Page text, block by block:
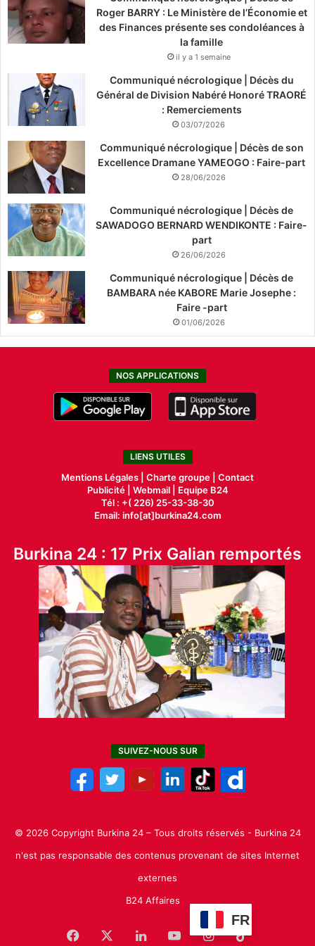
Roger BARRY : Le Ministère de l’Économie et
des Finances présente ses condoléances à
la famille
il y a 1 semaine
Communiqué nécrologique | Décès du
Général de Division Nabéré Honoré TRAORÉ
: Remerciements
03/07/2026
Communiqué nécrologique | Décès de son
Excellence Dramane YAMEOGO : Faire-part
28/06/2026
Communiqué nécrologique | Décès de
SAWADOGO BERNARD WENDIKONTE : Faire-
part
26/06/2026
Communiqué nécrologique | Décès de
BAMBARA née KABORE Marie Josephe :
Faire -part
01/06/2026
NOS APPLICATIONS
LIENS UTILES
Mentions Légales | Charte groupe | Contact
Publicité| Webmail |
Equipe B24
Tél : +( 226) 25-33-38-30
Email: info[at]burkina24.com
Burkina 24 : 17 Prix Galian remportés
SUIVEZ-NOUS SUR
© 2026 Copyright Burkina 24 – Tous droits réservés - Burkina 24
n'est pas responsable des contenus provenant de sites Internet
externes
B24 Affaires
FR
Facebook LinkedinYouTubeInstagram
TikTok